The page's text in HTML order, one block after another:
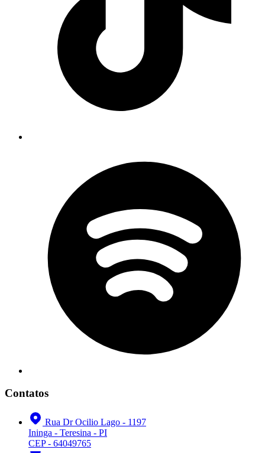
Contatos
Rua Dr Ocilio Lago - 1197
Ininga - Teresina - PI
CEP - 64049765